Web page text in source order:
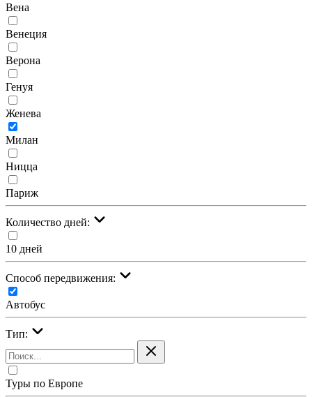
Вена
Венеция
Верона
Генуя
Женева
Милан
Ницца
Париж
Количество дней:
10 дней
Cпособ передвижения:
Автобус
Тип:
Туры по Европе